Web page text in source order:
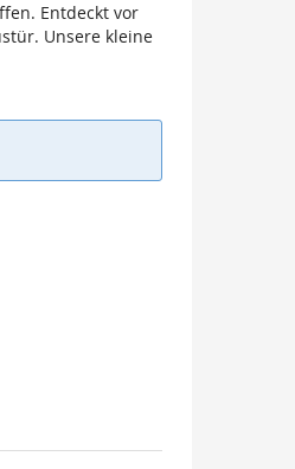
Entdeckt vor
Unsere kleine